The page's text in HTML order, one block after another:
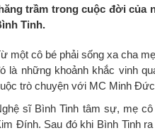
trầm trong cuộc đời của
Tinh.
một cô bé phải sống xa cha
là những khoảnh khắc vinh
trò chuyện với MC Minh
sĩ Bình Tinh tâm sự, mẹ cô
Đính. Sau đó khi Bình Tinh